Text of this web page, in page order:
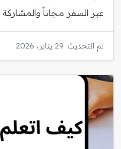
عبر السفر مجاناً
تم التحديث: 29 يناير، 2026